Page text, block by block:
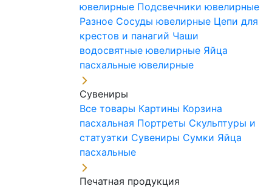
ювелирные Подсвечники ювелирные
Разное Сосуды ювелирные Цепи для
крестов и панагий Чаши
водосвятные ювелирные Яйца
пасхальные ювелирные
Сувениры
Все товары Картины Корзина
пасхальная Портреты Скульптуры и
статуэтки Сувениры Сумки Яйца
пасхальные
Печатная продукция